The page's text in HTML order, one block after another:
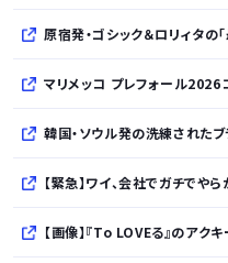
原宿発・ゴシック＆ロリィタの「最前線」
マリメッコ プレフォール2026コレクショ
韓国・ソウル発の洗練されたブランド『ZANNE（ザン
【緊急】ワイ、会社でガチでやら
【画像】『To LOVEる』のアク